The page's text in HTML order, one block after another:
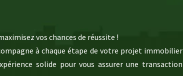
vos chances de réussite !
à chaque étape de votre projet immobilier
solide pour vous assurer une transaction